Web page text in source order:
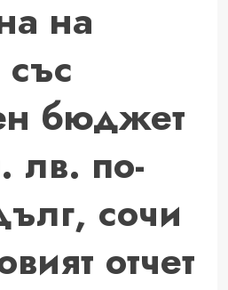
на
бюджет
лв. по-
сочи
отчет